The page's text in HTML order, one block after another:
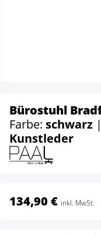
Bürostuhl
Farbe: schwarz
Kunstleder
134,90 € inkl. MwSt.